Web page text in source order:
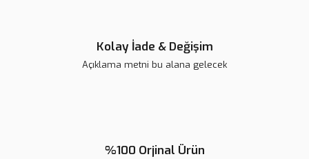
Kolay İade & Değişim
Açıklama metni bu alana gelecek
%100 Orjinal Ürün